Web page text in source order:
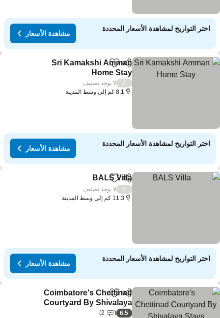
اختر التواريخ لمشاهدة الأسعار المحددة
مشاهدة الأسعار
مشاركةAdd to favorites
Sri Kamakshi Amman
Home Stay
لا يوجد تصنيف
8.1 كم إلى وسط المدينة
اختر التواريخ لمشاهدة الأسعار المحددة
مشاهدة الأسعار
مشاركةAdd to favorites
BALS Villa
لا يوجد تصنيف
11.3 كم إلى وسط المدينة
اختر التواريخ لمشاهدة الأسعار المحددة
مشاهدة الأسعار
مشاركةAdd to favorites
Coimbatore's Chettinad
Courtyard By Shivalaya
Stays
6.5
2